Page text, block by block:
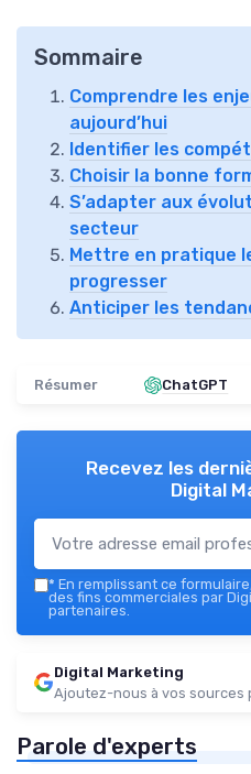
Sommaire
Comprendre les
aujourd’hui
Identifier les
Choisir la bonne
S’adapter aux
secteur
Mettre en pratique
progresser
Anticiper les
Résumer ChatGPT
Recevez les
Digital
* En remplissant ce
des fins commerciales par
partenaires.
Digital Marketing
Ajoutez-nous à vos sources
Parole d'experts